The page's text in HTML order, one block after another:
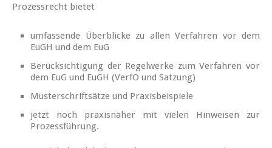
Prozessrecht bietet
umfassende Überblicke zu allen Verfahren vor dem
EuGH und dem EuG
Berücksichtigung der Regelwerke zum Verfahren vor
dem EuG und EuGH (VerfO und Satzung)
Musterschriftsätze und Praxisbeispiele
jetzt noch praxisnäher mit vielen Hinweisen zur
Prozessführung.